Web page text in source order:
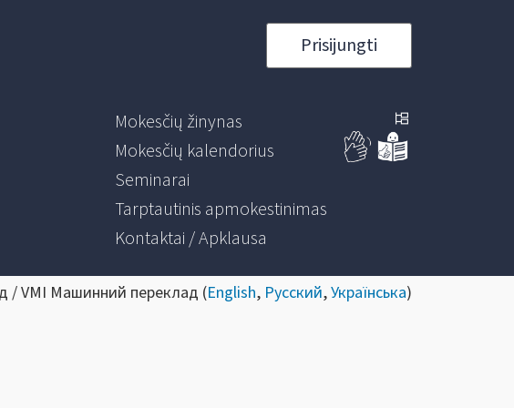
Prisijungti
Mokesčių žinynas
Mokesčių kalendorius
Seminarai
Tarptautinis apmokestinimas
Kontaktai / Apklausa
/ VMI Машинний переклад (English, Русский,Українська)